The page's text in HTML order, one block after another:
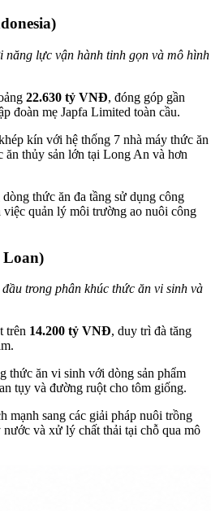
lực vận hành tinh gọn và mô hình
22.630 tỷ VNĐ, đóng góp gần
đoàn mẹ Japfa Limited toàn cầu.
kín với hệ thống 7 nhà máy thức ăn
ăn thủy sản lớn tại Long An và hơn
thức ăn đa tầng sử dụng công
việc quản lý môi trường ao nuôi công
Loan)
trong phân khúc thức ăn vi sinh và
trên 14.200 tỷ VNĐ, duy trì đà tăng
thức ăn vi sinh với dòng sản phẩm
tụy và đường ruột cho tôm giống.
mạnh sang các giải pháp nuôi trồng
và xử lý chất thải tại chỗ qua mô